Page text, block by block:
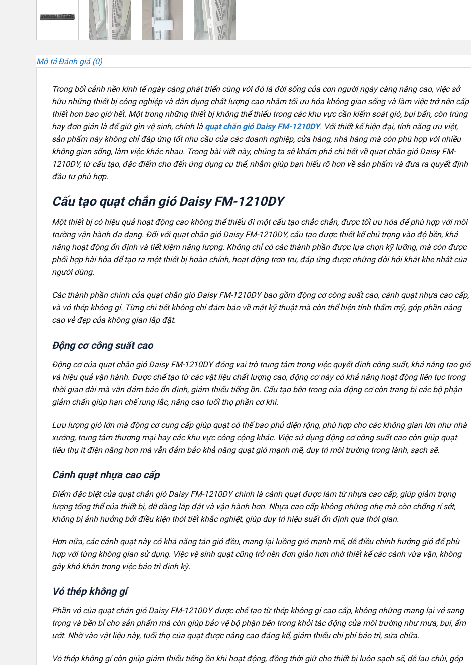
Mô tả Đánh giá (0)
Trong bối cảnh nền kinh tế ngày càng phát triển cùng với đó là đời sống của con người ngày càng nâng cao, việc sở
hữu những thiết bị công nghiệp và dân dụng chất lượng cao nhằm tối ưu hóa không gian sống và làm việc trở nên cấp
thiết hơn bao giờ hết. Một trong những thiết bị không thể thiếu trong các khu vực cần kiểm soát gió, bụi bẩn, côn trùng
hay đơn giản là để giữ gìn vệ sinh, chính là quạt chắn gió Daisy FM-1210DY. Với thiết kế hiện đại, tính năng ưu việt,
sản phẩm này không chỉ đáp ứng tốt nhu cầu của các doanh nghiệp, cửa hàng, nhà hàng mà còn phù hợp với nhiều
không gian sống, làm việc khác nhau. Trong bài viết này, chúng ta sẽ khám phá chi tiết về quạt chắn gió Daisy FM-
1210DY, từ cấu tạo, đặc điểm cho đến ứng dụng cụ thể, nhằm giúp bạn hiểu rõ hơn về sản phẩm và đưa ra quyết định
đầu tư phù hợp.
Cấu tạo quạt chắn gió Daisy FM-1210DY
Một thiết bị có hiệu quả hoạt động cao không thể thiếu đi một cấu tạo chắc chắn, được tối ưu hóa để phù hợp với môi
trường vận hành đa dạng. Đối với quạt chắn gió Daisy FM-1210DY, cấu tạo được thiết kế chú trọng vào độ bền, khả
năng hoạt động ổn định và tiết kiệm năng lượng. Không chỉ có các thành phần được lựa chọn kỹ lưỡng, mà còn được
phối hợp hài hòa để tạo ra một thiết bị hoàn chỉnh, hoạt động trơn tru, đáp ứng được những đòi hỏi khắt khe nhất của
người dùng.
Các thành phần chính của quạt chắn gió Daisy FM-1210DY bao gồm động cơ công suất cao, cánh quạt nhựa cao cấp,
và vỏ thép không gỉ. Từng chi tiết không chỉ đảm bảo về mặt kỹ thuật mà còn thể hiện tính thẩm mỹ, góp phần nâng
cao vẻ đẹp của không gian lắp đặt.
Động cơ công suất cao
Động cơ của quạt chắn gió Daisy FM-1210DY đóng vai trò trung tâm trong việc quyết định công suất, khả năng tạo gió
và hiệu quả vận hành. Được chế tạo từ các vật liệu chất lượng cao, động cơ này có khả năng hoạt động liên tục trong
thời gian dài mà vẫn đảm bảo ổn định, giảm thiểu tiếng ồn. Cấu tạo bên trong của động cơ còn trang bị các bộ phận
giảm chấn giúp hạn chế rung lắc, nâng cao tuổi thọ phần cơ khí.
Lưu lượng gió lớn mà động cơ cung cấp giúp quạt có thể bao phủ diện rộng, phù hợp cho các không gian lớn như nhà
xưởng, trung tâm thương mại hay các khu vực công cộng khác. Việc sử dụng động cơ công suất cao còn giúp quạt
tiêu thụ ít điện năng hơn mà vẫn đảm bảo khả năng quạt gió mạnh mẽ, duy trì môi trường trong lành, sạch sẽ.
Cánh quạt nhựa cao cấp
Điểm đặc biệt của quạt chắn gió Daisy FM-1210DY chính là cánh quạt được làm từ nhựa cao cấp, giúp giảm trọng
lượng tổng thể của thiết bị, dễ dàng lắp đặt và vận hành hơn. Nhựa cao cấp không những nhẹ mà còn chống rỉ sét,
không bị ảnh hưởng bởi điều kiện thời tiết khắc nghiệt, giúp duy trì hiệu suất ổn định qua thời gian.
Hơn nữa, các cánh quạt này có khả năng tản gió đều, mang lại luồng gió mạnh mẽ, dễ điều chỉnh hướng gió để phù
hợp với từng không gian sử dụng. Việc vệ sinh quạt cũng trở nên đơn giản hơn nhờ thiết kế các cánh vừa vặn, không
gây khó khăn trong việc bảo trì định kỳ.
Vỏ thép không gỉ
Phần vỏ của quạt chắn gió Daisy FM-1210DY được chế tạo từ thép không gỉ cao cấp, không những mang lại vẻ sang
trọng và bền bỉ cho sản phẩm mà còn giúp bảo vệ bộ phận bên trong khỏi tác động của môi trường như mưa, bụi, ẩm
ướt. Nhờ vào vật liệu này, tuổi thọ của quạt được nâng cao đáng kể, giảm thiểu chi phí bảo trì, sửa chữa.
Vỏ thép không gỉ còn giúp giảm thiểu tiếng ồn khi hoạt động, đồng thời giữ cho thiết bị luôn sạch sẽ, dễ lau chùi, góp